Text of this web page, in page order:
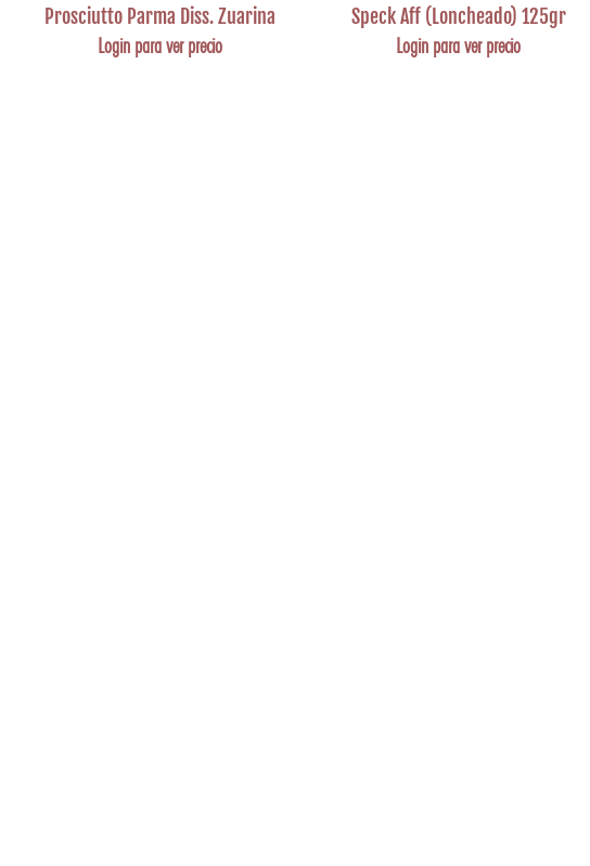
Prosciutto Parma Diss. Zuarina
Login para ver precio
Speck Aff (Loncheado) 125gr
Login para ver precio